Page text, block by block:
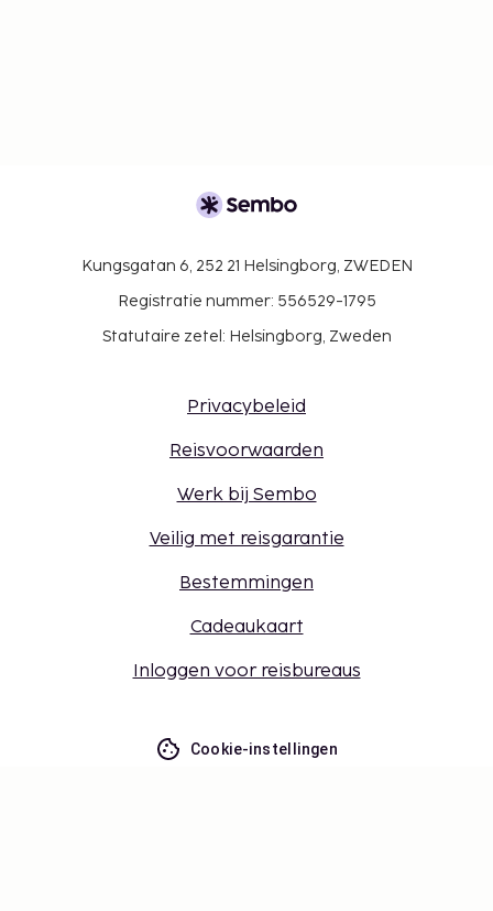
Kungsgatan 6, 252 21 Helsingborg, ZWEDEN
Registratie nummer: 556529-1795
Statutaire zetel: Helsingborg, Zweden
Privacybeleid
Reisvoorwaarden
Werk bij Sembo
Veilig met reisgarantie
Bestemmingen
Cadeaukaart
Inloggen voor reisbureaus
Cookie-instellingen